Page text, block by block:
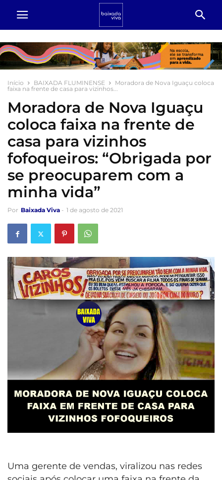
Início BAIXADA FLUMINENSE
Moradora de Nova Iguaçu coloca
faixa na frente de casa para vizinhos...
Moradora de Nova Iguaçu
coloca faixa na frente de
casa para vizinhos
fofoqueiros: “Obrigada por
se preocuparem com a
minha vida”
Por Baixada Viva - 1 de agosto de 2021
Uma gerente de vendas, viralizou nas redes